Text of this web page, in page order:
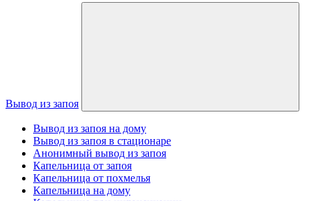
Вывод из запоя
Вывод из запоя на дому
Вывод из запоя в стационаре
Анонимный вывод из запоя
Капельница от запоя
Капельница от похмелья
Капельница на дому